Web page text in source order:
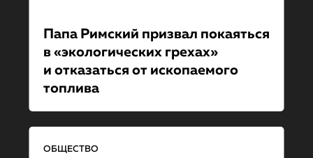
Папа Римский призвал покаяться
в «экологиче­ских грехах»
и отказаться от ископаемо­го
топлива
ОБЩЕСТВО